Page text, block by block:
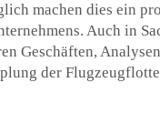
machen dies ein
Auch in
Geschäften,
der